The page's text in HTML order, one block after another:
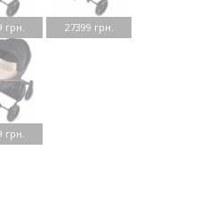
грн. 27399 грн.
грн.